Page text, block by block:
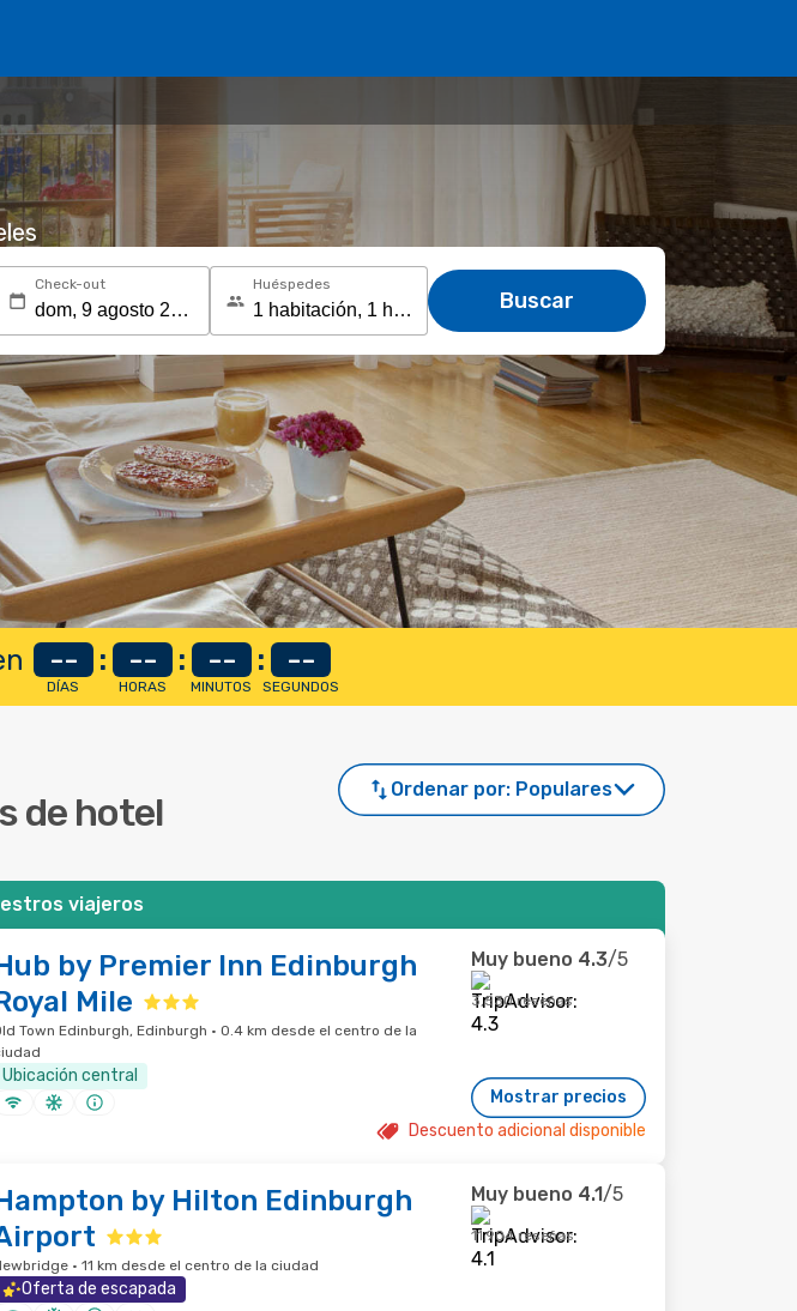
Check-out Huéspedes
Buscar
--
DÍAS
: --
HORAS
: --
MINUTOS
: --
SEGUNDOS
de hotel
Ordenar por: Populares
viajeros
by Premier Inn Edinburgh
Mile
Town Edinburgh, Edinburgh · 0.4 km desde el centro de la
Ubicación central
Muy bueno 4.3/5
3,530 reseñas
Mostrar precios
Descuento adicional disponible
by Hilton Edinburgh
· 11 km desde el centro de la ciudad
Oferta de escapada
Muy bueno 4.1/5
11,904 reseñas